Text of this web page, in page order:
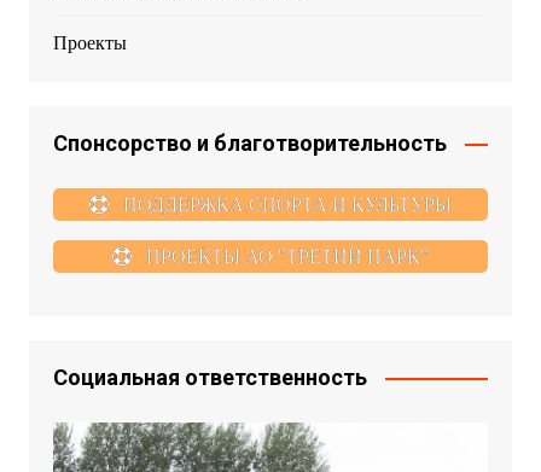
Проекты
Спонсорство и благотворительность
ПОДДЕРЖКА СПОРТА И КУЛЬТУРЫ
ПРОЕКТЫ АО "ТРЕТИЙ ПАРК"
Социальная ответственность